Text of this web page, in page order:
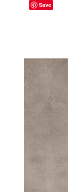
Save